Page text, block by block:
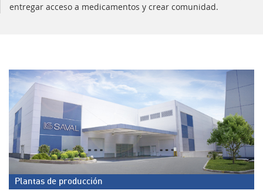
entregar acceso a medicamentos y crear comunidad.
Plantas de producción